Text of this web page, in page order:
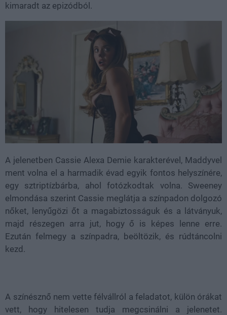
kimaradt az epizódból.
A jelenetben Cassie Alexa Demie karakterével, Maddyvel
ment volna el a harmadik évad egyik fontos helyszínére,
egy sztriptízbárba, ahol fotózkodtak volna. Sweeney
elmondása szerint Cassie meglátja a színpadon dolgozó
nőket, lenyűgözi őt a magabiztosságuk és a látványuk,
majd részegen arra jut, hogy ő is képes lenne erre.
Ezután felmegy a színpadra, beöltözik, és rúdtáncolni
kezd.
A színésznő nem vette félvállról a feladatot, külön órákat
vett, hogy hitelesen tudja megcsinálni a jelenetet.